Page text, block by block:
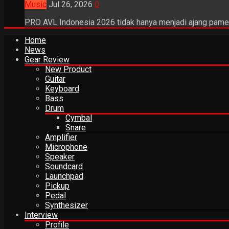
Music Jul 26, 2026 0
PRO AVL Indonesia 2026 tidak hanya menjadi ajang
Home
News
Gear Review
New Product
Guitar
Keyboard
Bass
Drum
Cymbal
Snare
Amplifier
Microphone
Speaker
Soundcard
Launchpad
Pickup
Pedal
Synthesizer
Interview
Profile